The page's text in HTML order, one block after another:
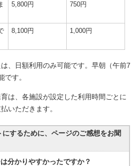
5,800円 750円
8,100円 1,000円
、日額利用のみ可能です。早朝（午前7
です。
は、各施設が設定した利用時間ごとに
いただきます。
するために、ページのご感想をお聞
分かりやすかったですか？